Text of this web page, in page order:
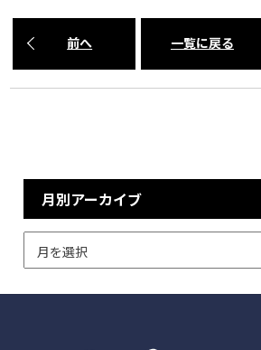
前へ 一覧に戻る
月別アーカイブ